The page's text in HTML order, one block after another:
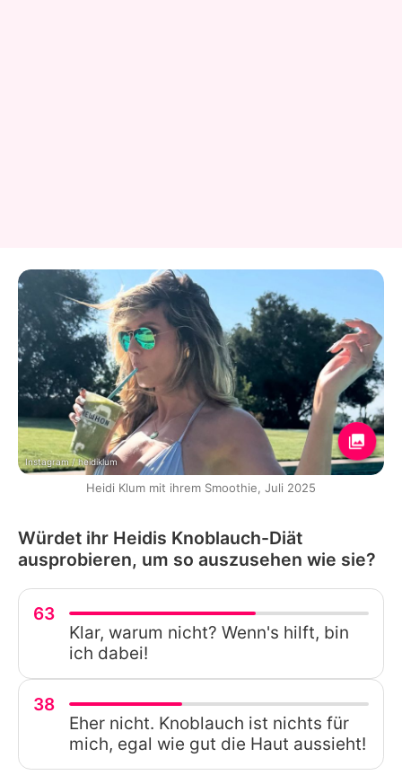
Instagram / heidiklum
Heidi Klum mit ihrem Smoothie, Juli 2025
Würdet ihr Heidis Knoblauch-Diät
ausprobieren, um so auszusehen wie sie?
63
Klar, warum nicht? Wenn's hilft, bin
ich dabei!
38
Eher nicht. Knoblauch ist nichts für
mich, egal wie gut die Haut aussieht!